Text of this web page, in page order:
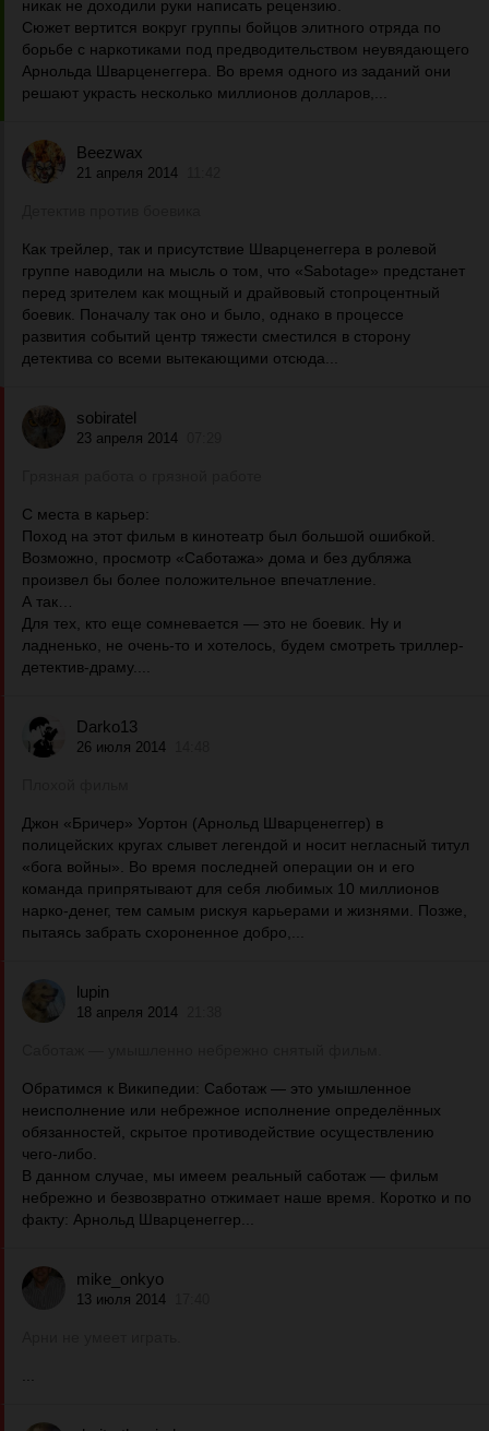
никак не доходили руки написать рецензию.
Сюжет вертится вокруг группы бойцов элитного отряда по
борьбе с наркотиками под предводительством неувядающего
Арнольда Шварценеггера. Во время одного из заданий они
решают украсть несколько миллионов долларов,...
Beezwax
21 апреля 2014
Как трейлер, так и присутствие Шварценеггера в ролевой
группе наводили на мысль о том, что «Sabotage» предстанет
перед зрителем как мощный и драйвовый стопроцентный
боевик. Поначалу так оно и было, однако в процессе
развития событий центр тяжести сместился в сторону
детектива со всеми вытекающими отсюда...
sobiratel
23 апреля 2014
С места в карьер:
Поход на этот фильм в кинотеатр был большой ошибкой.
Возможно, просмотр «Саботажа» дома и без дубляжа
произвел бы более положительное впечатление.
А так…
Для тех, кто еще сомневается — это не боевик. Ну и
ладненько, не очень-то и хотелось, будем смотреть триллер-
детектив-драму....
Darko13
26 июля 2014
Джон «Бричер» Уортон (Арнольд Шварценеггер) в
полицейских кругах слывет легендой и носит негласный титул
«бога войны». Во время последней операции он и его
команда припрятывают для себя любимых 10 миллионов
нарко-денег, тем самым рискуя карьерами и жизнями. Позже,
пытаясь забрать схороненное добро,...
lupin
18 апреля 2014
Обратимся к Википедии: Саботаж — это умышленное
неисполнение или небрежное исполнение определённых
обязанностей, скрытое противодействие осуществлению
чего-либо.
В данном случае, мы имеем реальный саботаж — фильм
небрежно и безвозвратно отжимает наше время. Коротко и по
факту: Арнольд Шварценеггер...
mike_onkyo
13 июля 2014